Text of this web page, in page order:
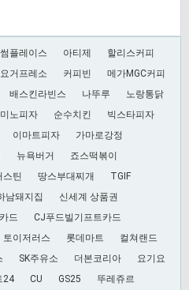
안내
및 레벨별 관련 안내
메이저카지노 ” 업체를 이렇게 선정…
플레이스 아티제
할리스커피
요거프레소 커피빈
메가MGC커피
배스킨라빈스 나뚜루
노랑통닭
노피자 순수치킨
빅스타피자
이마트피자
가마로강정
뉴욕버거
죠스떡볶이
스틴 땅스부대찌개
TGIF
남돼지집
신세계 상품권
드
CJ푸드빌기프트카드
토이저러스 롯데마트
컬쳐랜드
SK주유소 더본코리아
요기요
24 CU GS25
뚜레쥬르